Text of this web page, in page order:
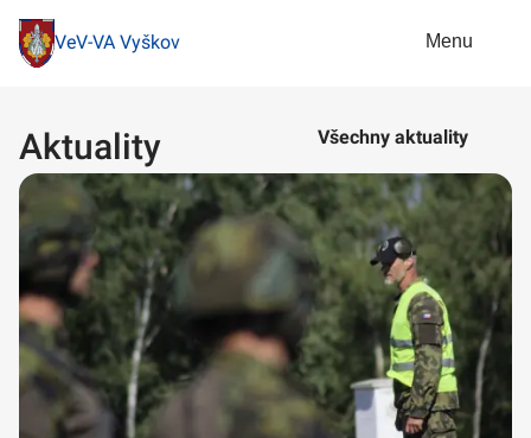
VeV-VA Vyškov Menu
Aktuality Všechny aktuality